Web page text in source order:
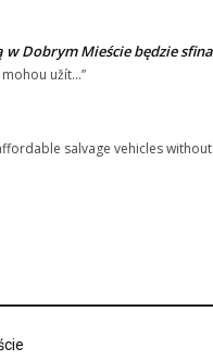
Dobrym Mieście będzie
mohou užít…”
salvage vehicles